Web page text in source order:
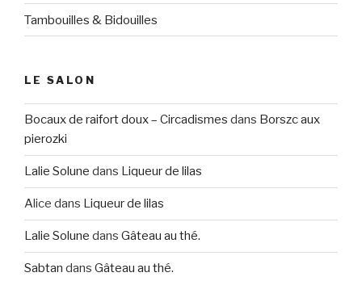
Tambouilles & Bidouilles
LE SALON
Bocaux de raifort doux – Circadismes dans Borszc aux
pierozki
Lalie Solune dans Liqueur de lilas
Alice dans Liqueur de lilas
Lalie Solune dans Gâteau au thé.
Sabtan dans Gâteau au thé.